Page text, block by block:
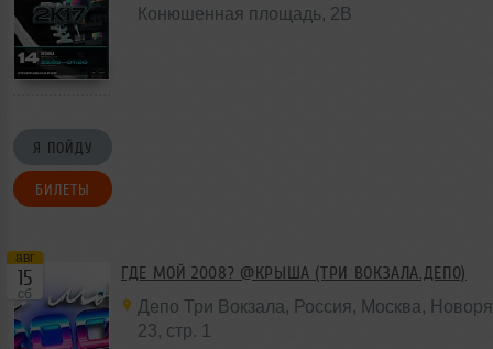
Я ПОЙДУ
БИЛЕТЫ
Конюшенная площадь, 2B
авг
15
сб
ГДЕ МОЙ 2008? @КРЫША (ТРИ ВОКЗАЛА.ДЕПО)
Депо Три Вокзала, Россия , Москва,
23, стр. 1